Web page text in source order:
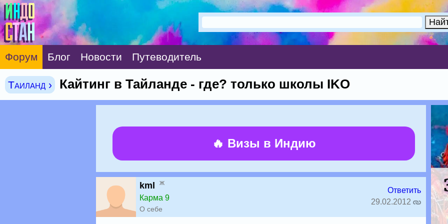
Форум Блог Новости Путеводитель
Таиланд › Кайтинг в Тайланде - где? только школы IKO
🔥 Визы в Индию
kml
ж
Карма 9
О себе
Ответить
29.02.2012